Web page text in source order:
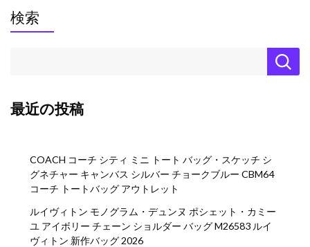
検索
最近の投稿
COACH コーチ シティ ミニ トート バッグ・スケッチ シ
グネチャー キャンバス シルバー チョークブルー CBM64
コーチ トートバッグ アウトレット
ルイヴィトン モノグラム・デュンヌ ポシェット・カミー
ユ アイボリー チェーン ショルダー バッグ M26583 ルイ
ヴィトン 新作バッグ 2026